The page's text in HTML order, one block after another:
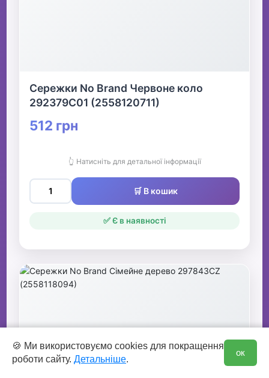
Сережки No Brand Червоне коло
292379C01 (2558120711)
512 грн
👆 Натисніть для детальної інформації
🛒 В кошик
✅ Є в наявності
🍪 Ми використовуємо cookies для покращення
роботи сайту. Детальніше.
ок
0